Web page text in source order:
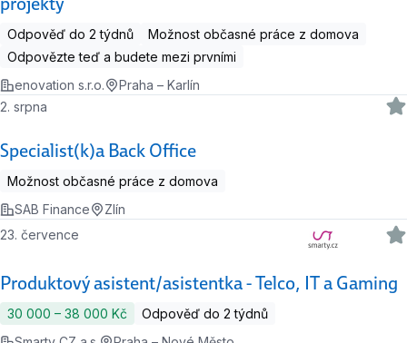
Odpověď do 2 týdnů
Možnost občasné práce z domova
Odpovězte teď a budete mezi prvními
enovation s.r.o.
Praha – Karlín
Specialist(k)a Back Office
2. srpna
Možnost občasné práce z domova
SAB Finance
Zlín
Produktový asistent/asistentka - Telco, IT a Gaming
23. července
30 000 ‍–‍ 38 000 Kč
Odpověď do 2 týdnů